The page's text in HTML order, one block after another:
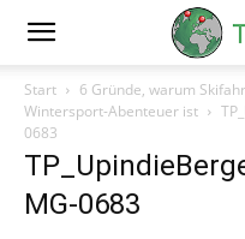
Start
6 Gründe, warum
Wintersport-Abenteuer ist
0683
MG-0683